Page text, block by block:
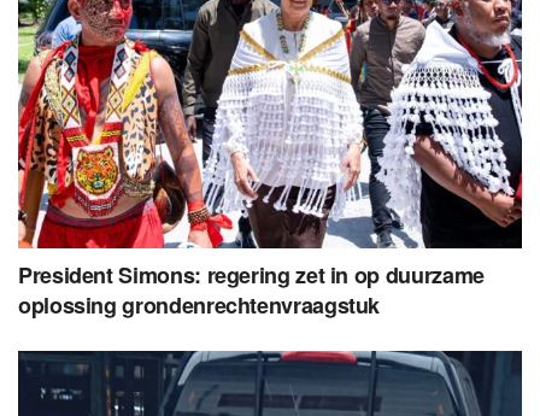
President Simons: regering zet in op duurzame
oplossing grondenrechtenvraagstuk